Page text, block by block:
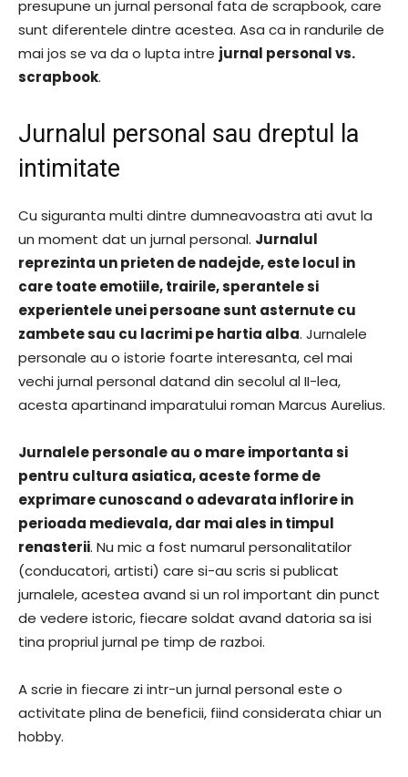
presupune un jurnal personal fata de scrapbook, care
sunt diferentele dintre acestea. Asa ca in randurile de
mai jos se va da o lupta intre jurnal personal vs.
scrapbook.
Jurnalul personal sau dreptul la
intimitate
Cu siguranta multi dintre dumneavoastra ati avut la
un moment dat un jurnal personal. Jurnalul
reprezinta un prieten de nadejde, este locul in
care toate emotiile, trairile, sperantele si
experientele unei persoane sunt asternute cu
zambete sau cu lacrimi pe hartia alba. Jurnalele
personale au o istorie foarte interesanta, cel mai
vechi jurnal personal datand din secolul al II-lea,
acesta apartinand imparatului roman Marcus Aurelius.
Jurnalele personale au o mare importanta si
pentru cultura asiatica, aceste forme de
exprimare cunoscand o adevarata inflorire in
perioada medievala, dar mai ales in timpul
renasterii. Nu mic a fost numarul personalitatilor
(conducatori, artisti) care si-au scris si publicat
jurnalele, acestea avand si un rol important din punct
de vedere istoric, fiecare soldat avand datoria sa isi
tina propriul jurnal pe timp de razboi.
A scrie in fiecare zi intr-un jurnal personal este o
activitate plina de beneficii, fiind considerata chiar un
hobby.